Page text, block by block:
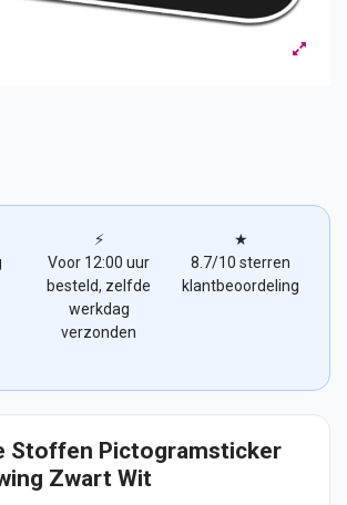
⚡
Voor 12:00 uur
besteld, zelfde
werkdag
verzonden
★
8.7/10 sterren
klantbeoordeling
Stoffen Pictogramsticker
Zwart Wit